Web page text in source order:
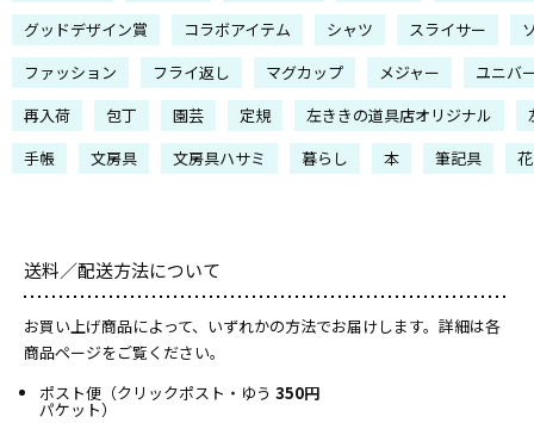
グッドデザイン賞
コラボアイテム シャツ スライサー
ファッション
フライ返し マグカップ メジャー
ユニバ
再入荷
包丁 園芸 定規 左ききの道具店オリジナル
手帳
文房具 文房具ハサミ 暮らし 本 筆記具
送料／配送方法について
お買い上げ商品によって、いずれかの方法でお届けします。詳細は各
商品ページをご覧ください。
ポスト便（クリックポスト・ゆう
パケット）
350円